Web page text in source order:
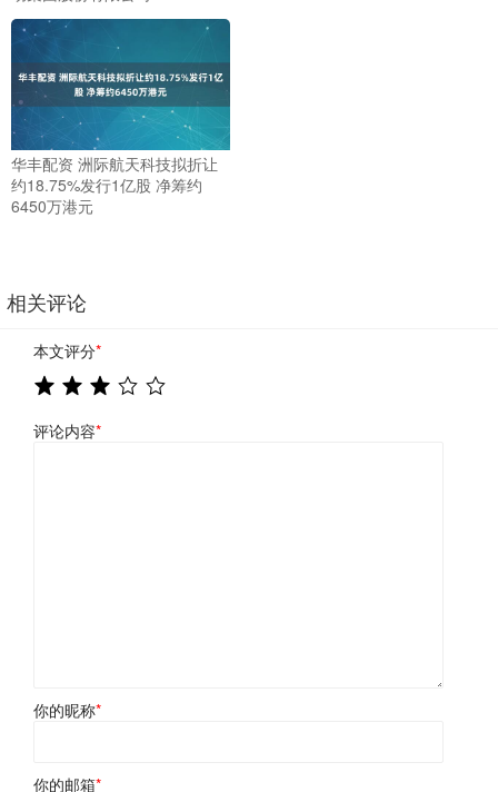
华丰配资 洲际航天科技拟折让
约18.75%发行1亿股 净筹约
6450万港元
相关评论
本文评分*
评论内容*
你的昵称*
你的邮箱*